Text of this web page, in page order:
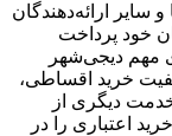
سایر ارائه‌دهندگان
خود پرداخت
مهم دیجی‌شهر
خرید اقساطی،
دیگری از
اعتباری را در